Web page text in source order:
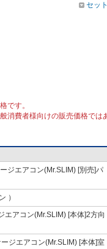
セッ
です。
費者様向けの販売価格では
ジエアコン(Mr.SLIM) [別売]パ
）
エアコン(Mr.SLIM) [本体]2方向
ジエアコン(Mr.SLIM) [本体]室